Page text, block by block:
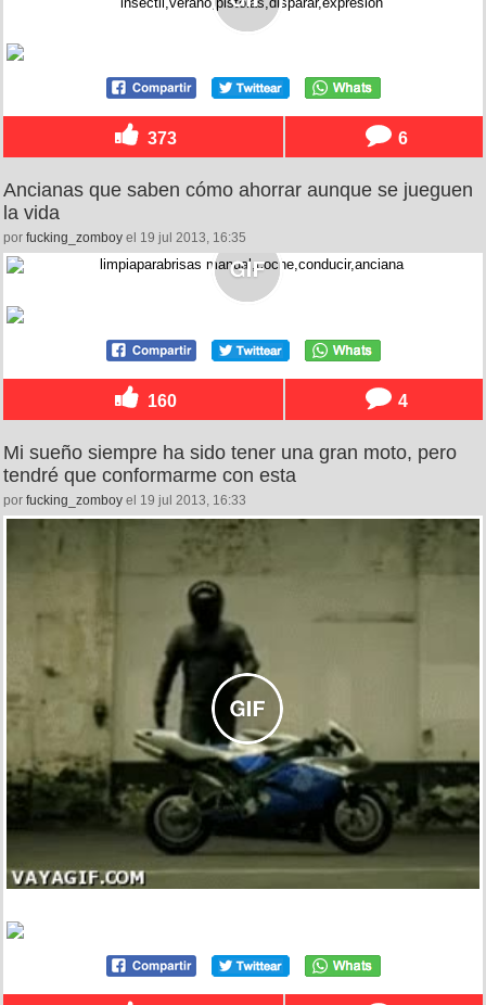
373 6
Ancianas que saben cómo ahorrar aunque se jueguen
la vida
por fucking_zomboy el 19 jul 2013, 16:35
160 4
Mi sueño siempre ha sido tener una gran moto, pero
tendré que conformarme con esta
por fucking_zomboy el 19 jul 2013, 16:33